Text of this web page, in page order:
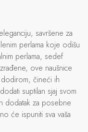
savršene za
perlama koje odišu
perlama, sedef
ove naušnice
dodirom, čineći ih
suptilan sjaj svom
dodatak za posebne
će ispuniti sva vaša